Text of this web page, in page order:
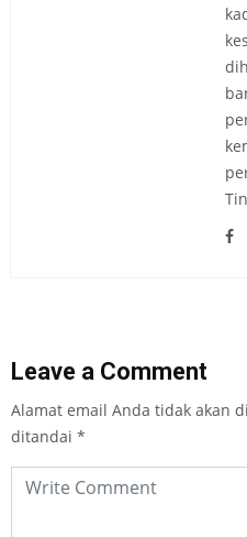
Leave a Comment
Alamat email Anda tidak akan
ditandai *